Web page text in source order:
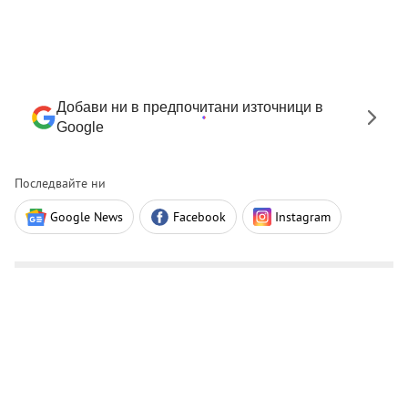
Добави ни в предпочитани източници в
Google
Последвайте ни
Google News Facebook Instagram